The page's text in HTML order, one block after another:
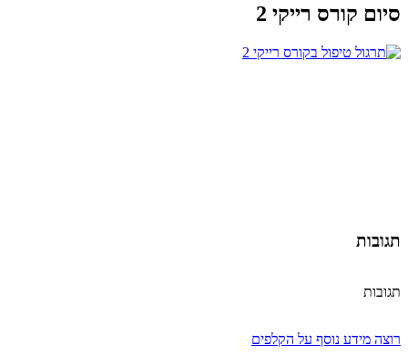
סיום קורס רייקי 2
תגובות
תגובות
רוצה מידע נוסף על הקלפים